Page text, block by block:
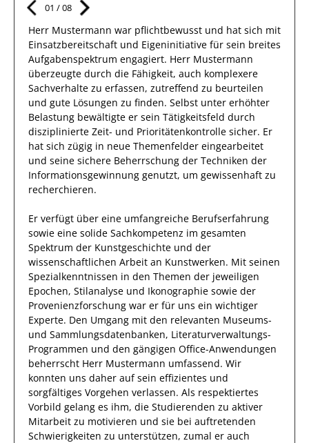
01 /08
Herr Mustermann war pflichtbewusst und hat sich mit
Einsatzbereitschaft und Eigeninitiative für sein breites
Aufgabenspektrum engagiert. Herr Mustermann
überzeugte durch die Fähigkeit, auch komplexere
Sachverhalte zu erfassen, zutreffend zu beurteilen
und gute Lösungen zu finden. Selbst unter erhöhter
Belastung bewältigte er sein Tätigkeitsfeld durch
disziplinierte Zeit- und Prioritätenkontrolle sicher. Er
hat sich zügig in neue Themenfelder eingearbeitet
und seine sichere Beherrschung der Techniken der
Informationsgewinnung genutzt, um gewissenhaft zu
recherchieren.
Er verfügt über eine umfangreiche Berufserfahrung
sowie eine solide Sachkompetenz im gesamten
Spektrum der Kunstgeschichte und der
wissenschaftlichen Arbeit an Kunstwerken. Mit seinen
Spezialkenntnissen in den Themen der jeweiligen
Epochen, Stilanalyse und Ikonographie sowie der
Provenienzforschung war er für uns ein wichtiger
Experte. Den Umgang mit den relevanten Museums-
und Sammlungsdatenbanken, Literaturverwaltungs-
Programmen und den gängigen Office-Anwendungen
beherrscht Herr Mustermann umfassend. Wir
konnten uns daher aufsein effizientes und
sorgfältiges Vorgehen verlassen. Als respektiertes
Vorbild gelang es ihm, die Studierenden zu aktiver
Mitarbeit zu motivieren und sie bei auftretenden
Schwierigkeiten zu unterstützen, zumal er auch